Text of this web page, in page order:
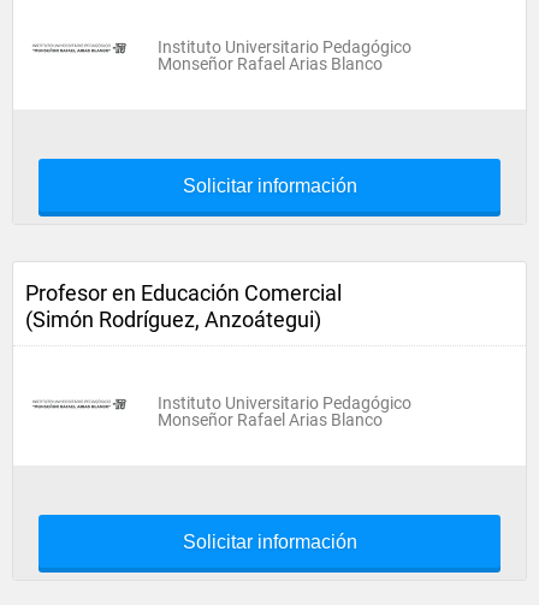
Instituto Universitario Pedagógico
Monseñor Rafael Arias Blanco
Solicitar información
Profesor en Educación Comercial
(Simón Rodríguez, Anzoátegui)
Instituto Universitario Pedagógico
Monseñor Rafael Arias Blanco
Solicitar información